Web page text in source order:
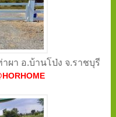
ผา อ.บ้านโป่ง จ.ราชบุรี